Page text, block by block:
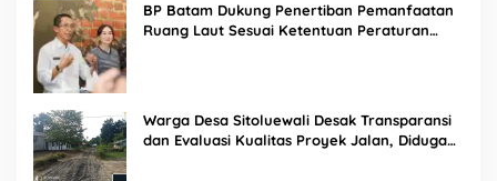
BP Batam Dukung Penertiban Pemanfaatan
Ruang Laut Sesuai Ketentuan Peraturan
Warga Desa Sitoluewali Desak Transparansi
dan Evaluasi Kualitas Proyek Jalan, Diduga